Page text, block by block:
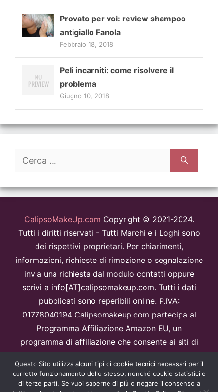
Provato per voi: review shampoo
antigiallo Fanola
Febbraio 18, 2018
Peli incarniti: come risolvere il
problema
Giugno 10, 2018
Ricerca
CalipsoMakeUp.com Copyright © 2021-2024.
Tutti i diritti riservati - Tutti Marchi e i Loghi sono
dei rispettivi proprietari. Per chiarimenti,
informazioni, richieste di rimozione o segnalazione
invia una richiesta dal modulo contatti oppure
scrivi a info[AT]calipsomakeup.com. Tutti i dati
pubblicati sono reperibili online. P.IVA:
01778040194 Calipsomakeup.com partecipa al
Programma Affiliazione Amazon EU, un
programma di affiliazione che consente ai siti di
pubblicizzando e fornendo link al sitoAmazon.it.
Disclaimer
Questo Sito utilizza alcuni tipi di cookie tecnici necessari per il
corretto funzionamento dello stesso, nonché cookie statistici e
di terze parti. Se vuoi saperne di più o negare il consenso a